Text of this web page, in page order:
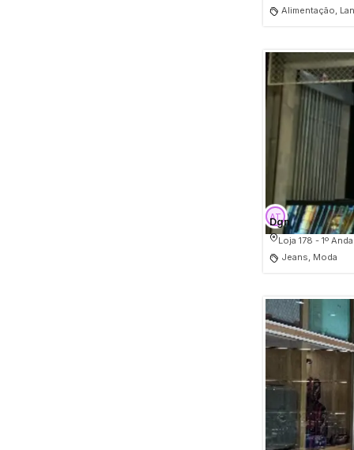
Alimentação,
Dgn
Loja 178 - 1º
Jeans, Moda